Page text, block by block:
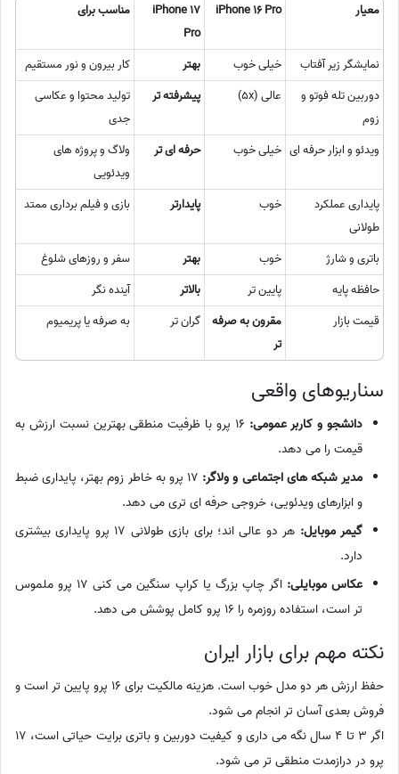
معیار iPhone 16 Pro
iPhone 17
Pro
مناسب برای
نمایشگر زیر آفتاب خیلی خوب بهتر
کار بیرون و نور مستقیم
دوربین تله فوتو و
زوم
عالی (5x) پیشرفته تر
تولید محتوا و عکاسی
جدی
ویدئو و ابزار حرفه ای خیلی خوب حرفه ای تر
ولاگ و پروژه های
ویدئویی
پایداری عملکرد
طولانی
خوب پایدارتر بازی و فیلم برداری ممتد
باتری و شارژ خوب بهتر
سفر و روزهای شلوغ
حافظه پایه
پایین تر بالاتر
آینده نگر
قیمت بازار
مقرون به صرفه
تر
گران تر به صرفه یا پریمیوم
سناریوهای واقعی
دانشجو و کاربر عمومی:
16 پرو با ظرفیت منطقی بهترین نسبت ارزش به
قیمت را می دهد.
مدیر شبکه های اجتماعی و ولاگر:
17 پرو به خاطر زوم بهتر، پایداری ضبط
و ابزارهای ویدئویی، خروجی حرفه ای تری می دهد.
گیمر موبایل:
هر دو عالی اند؛ برای بازی طولانی 17 پرو پایداری بیشتری
دارد.
عکاس موبایلی:
اگر چاپ بزرگ یا کراپ سنگین می کنی 17 پرو ملموس
تر است، استفاده روزمره را 16 پرو کامل پوشش می دهد.
نکته مهم برای بازار ایران
حفظ ارزش هر دو مدل خوب است. هزینه مالکیت برای 16 پرو پایین تر است و
فروش بعدی آسان تر انجام می شود.
اگر 3 تا 4 سال نگه می داری و کیفیت دوربین و باتری برایت حیاتی است، 17
پرو در درازمدت منطقی تر می شود.